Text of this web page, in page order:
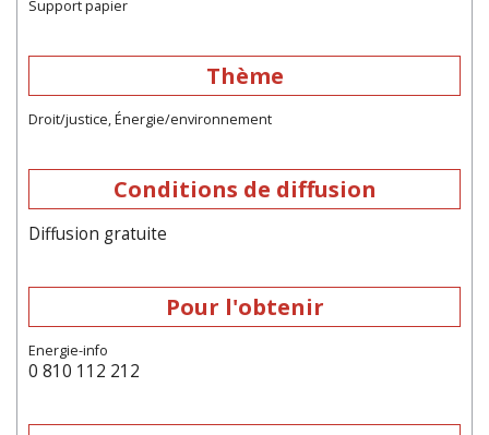
Support papier
Thème
Droit/justice, Énergie/environnement
Conditions de diffusion
Diffusion gratuite
Pour l'obtenir
Energie-info
0 810 112 212